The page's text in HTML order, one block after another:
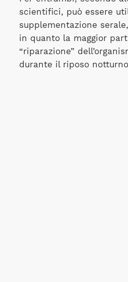
scientifici, può essere
supplementazione
in quanto la maggior
“riparazione”
durante il riposo